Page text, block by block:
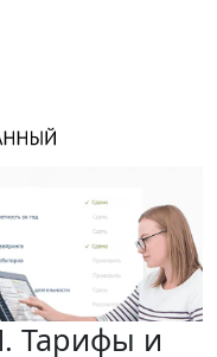
Тарифы и